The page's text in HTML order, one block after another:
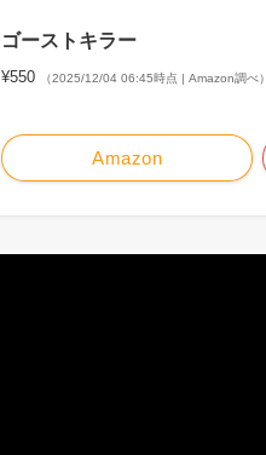
ゴーストキラー
¥550 （2025/12/04 06:45時点 | Amazon調べ）
Amazon